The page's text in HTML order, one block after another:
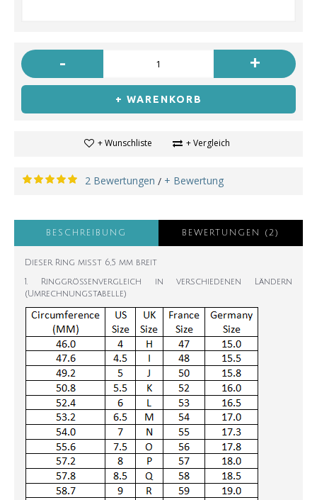
- +
+ WARENKORB
+ Wunschliste + Vergleich
2 Bewertungen / + Bewertung
BESCHREIBUNG BEWERTUNGEN (2)
Dieser Ring misst 6,5 mm breit
1. Ringgrößenvergleich in verschiedenen Ländern
(Umrechnungstabelle)